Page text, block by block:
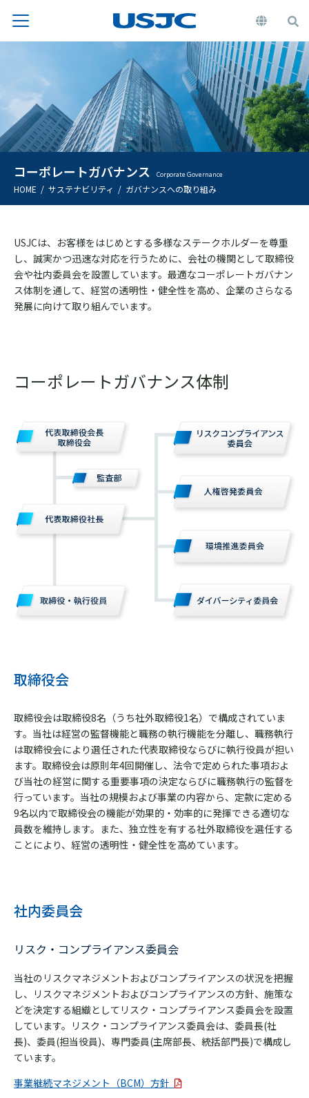
コーポレートガバナンス Corporate Governance
HOME サステナビリティ ガバナンスへの取り組み
USJCは、お客様をはじめとする多様なステークホルダーを尊重
し、誠実かつ迅速な対応を行うために、会社の機関として取締役
会や社内委員会を設置しています。最適なコーポレートガバナン
ス体制を通して、経営の透明性・健全性を高め、企業のさらなる
発展に向けて取り組んでいます。
コーポレートガバナンス体制
取締役会
取締役会は取締役8名（うち社外取締役1名）で構成されていま
す。当社は経営の監督機能と職務の執行機能を分離し、職務執行
は取締役会により選任された代表取締役ならびに執行役員が担い
ます。取締役会は原則年4回開催し、法令で定められた事項およ
び当社の経営に関する重要事項の決定ならびに職務執行の監督を
行っています。当社の規模および事業の内容から、定款に定める
9名以内で取締役会の機能が効果的・効率的に発揮できる適切な
員数を維持します。また、独立性を有する社外取締役を選任する
ことにより、経営の透明性・健全性を高めています。
社内委員会
リスク・コンプライアンス委員会
当社のリスクマネジメントおよびコンプライアンスの状況を把握
し、リスクマネジメントおよびコンプライアンスの方針、施策な
どを決定する組織としてリスク・コンプライアンス委員会を設置
しています。リスク・コンプライアンス委員会は、委員長(社
長)、委員(担当役員)、専門委員(主席部長、統括部門長)で構成し
ています。
事業継続マネジメント（BCM）方針